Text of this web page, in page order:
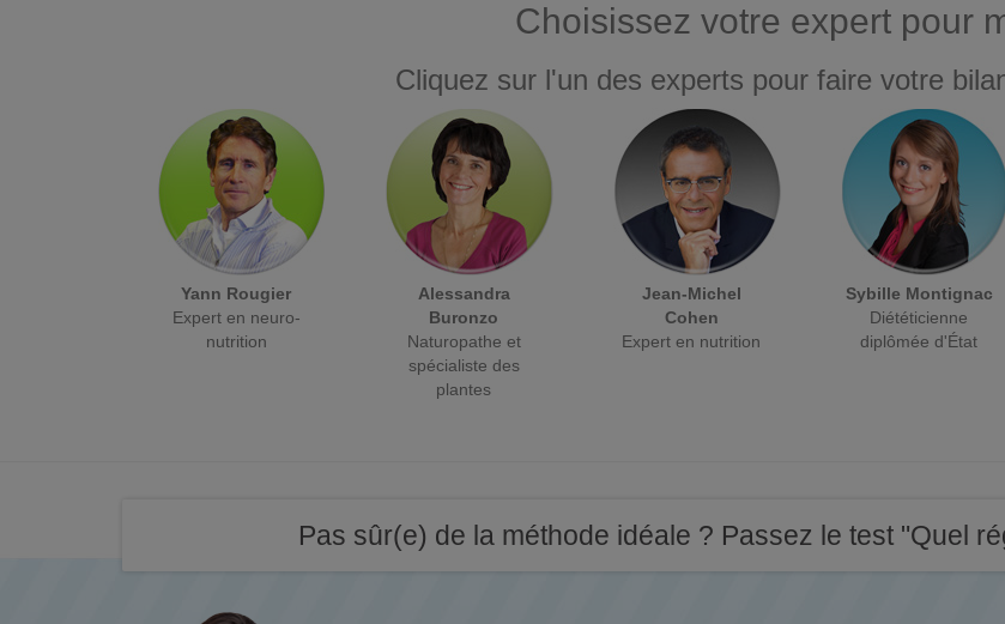
Choisissez votre expert pour
Cliquez sur l'un des experts pour faire votre
Yann Rougier
Expert en neuro-
nutrition
Alessandra
Buronzo
Naturopathe et
spécialiste des
plantes
Jean-Michel
Cohen
Expert en nutrition
Sybille Montignac
Diététicienne
diplômée d'État
Pas sûr(e) de la méthode idéale ? Passez le test "Quel